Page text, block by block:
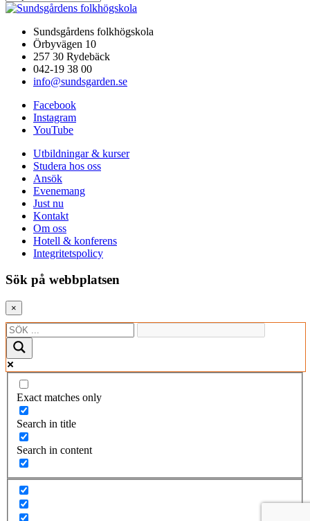
Sundsgårdens folkhögskola
Örbyvägen 10
257 30 Rydebäck
042-19 38 00
info@sundsgarden.se
Facebook
Instagram
YouTube
Utbildningar & kurser
Studera hos oss
Ansök
Evenemang
Just nu
Kontakt
Om oss
Hotell & konferens
Integritetspolicy
Sök på webbplatsen
×
Exact matches only
Search in title
Search in content